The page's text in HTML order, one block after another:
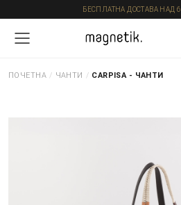
БЕСПЛАТНА ДОСТАВА НАД
ПОЧЕТНА / ЧАНТИ / CARPISA - ЧАНТИ